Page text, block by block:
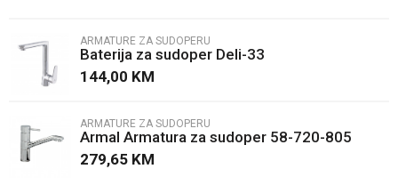
ARMATURE ZA SUDOPERU
Baterija za sudoper Deli-33
144,00 KM
ARMATURE ZA SUDOPERU
Armal Armatura za sudoper 58-720-805
279,65 KM